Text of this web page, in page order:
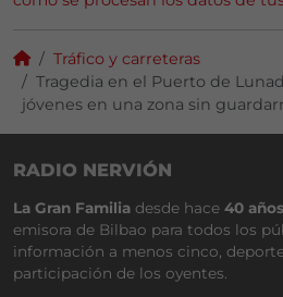
Tráfico y carreteras
Tragedia en el Puerto de
jóvenes en una zona sin
RADIO NERVIÓN
La Gran Familia desde hace 40 años
emisora de Bilbao para todos los
información a menos cinco,
participación de los oyentes.